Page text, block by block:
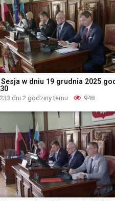
Sesja w dniu 19 grudnia 2025
233 dni 2 godziny temu 948